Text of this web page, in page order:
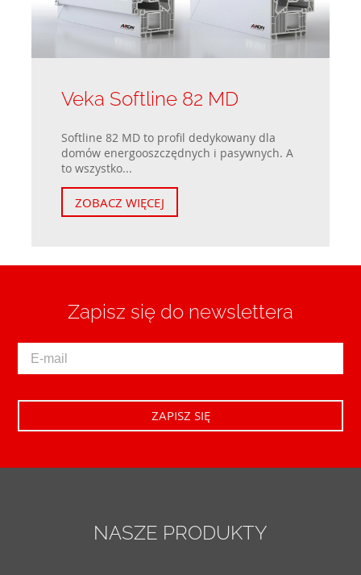
Veka Softline 82 MD
Softline 82 MD to profil dedykowany dla
domów energooszczędnych i pasywnych. A
to wszystko...
ZOBACZ WIĘCEJ
Zapisz się do newslettera
NASZE PRODUKTY